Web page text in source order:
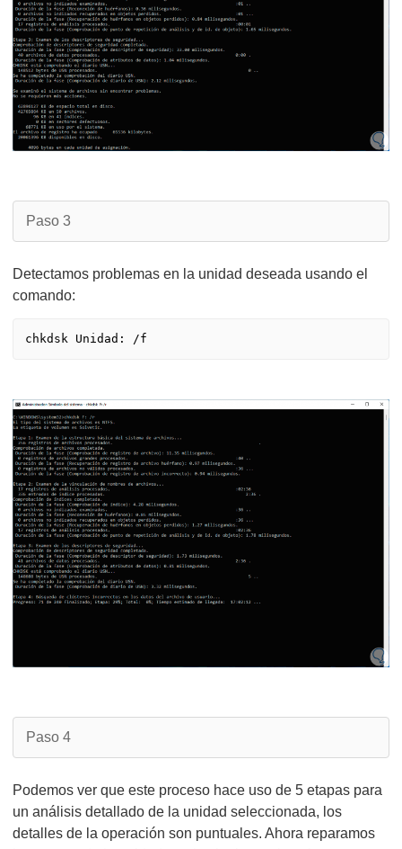
Paso 3
Detectamos problemas en la unidad deseada usando el
comando:
Paso 4
Podemos ver que este proceso hace uso de 5 etapas para
un análisis detallado de la unidad seleccionada, los
detalles de la operación son puntuales. Ahora reparamos